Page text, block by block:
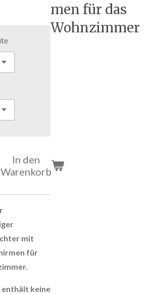
men für das
Wohnzimmer
In den
Warenkorb
mit
für
enthält keine